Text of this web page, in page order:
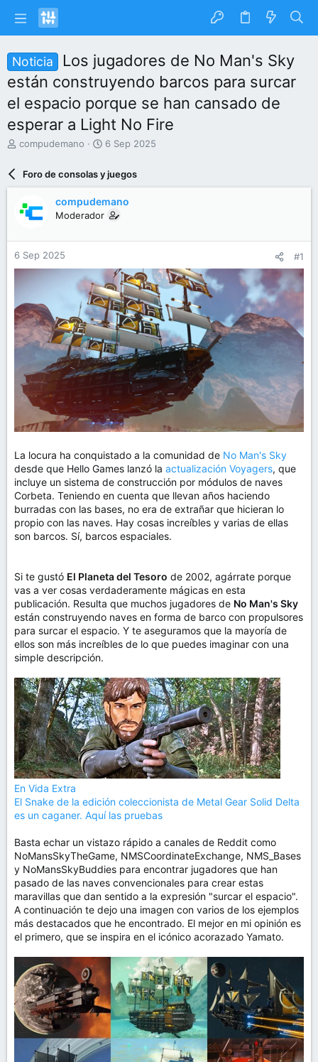
Noticia
Los jugadores de No Man's Sky
están construyendo barcos para surcar
el espacio porque se han cansado de
esperar a Light No Fire
I
a
r
d
e
e
m
a
compudemano
F
c
h
d
e
n
c
i
o
6 Sep 2025
Foro de consolas y juegos
compudemano
Moderador
6 Sep 2025 #1
La locura ha conquistado a la comunidad de No Man's Sky
desde que Hello Games lanzó la actualización Voyagers, que
incluye un sistema de construcción por módulos de naves
Corbeta. Teniendo en cuenta que llevan años haciendo
burradas con las bases, no era de extrañar que hicieran lo
propio con las naves. Hay cosas increíbles y varias de ellas
son barcos. Sí, barcos espaciales.
Si te gustó El Planeta del Tesoro de 2002, agárrate porque
vas a ver cosas verdaderamente mágicas en esta
publicación. Resulta que muchos jugadores de No Man's Sky
están construyendo naves en forma de barco con propulsores
para surcar el espacio. Y te aseguramos que la mayoría de
ellos son más increíbles de lo que puedes imaginar con una
simple descripción.
En Vida Extra
El Snake de la edición coleccionista de Metal Gear Solid Delta
es un caganer. Aquí las pruebas
Basta echar un vistazo rápido a canales de Reddit como
NoMansSkyTheGame, NMSCoordinateExchange, NMS_Bases
y NoMansSkyBuddies para encontrar jugadores que han
pasado de las naves convencionales para crear estas
maravillas que dan sentido a la expresión "surcar el espacio".
A continuación te dejo una imagen con varios de los ejemplos
más destacados que he encontrado. El mejor en mi opinión es
el primero, que se inspira en el icónico acorazado Yamato.